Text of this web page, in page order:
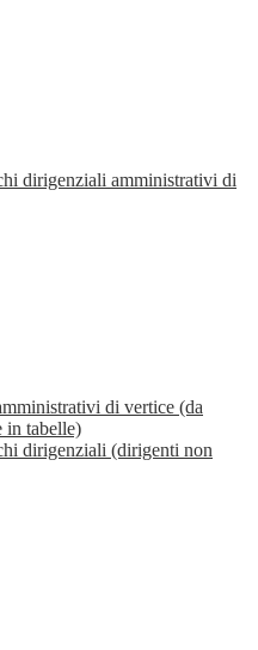
dirigenziali amministrativi di
di vertice (da
in tabelle)
dirigenziali (dirigenti non